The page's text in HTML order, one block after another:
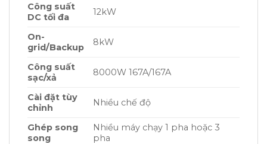
Công suất
DC tối đa
12kW
On-
grid/Backup
8kW
Công suất
sạc/xả
8000W 167A/167A
Cài đặt tùy
chỉnh
Nhiều chế độ
Ghép song
song
Nhiều máy chạy 1 pha hoặc 3
pha